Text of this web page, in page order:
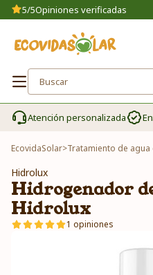
5/5Opiniones verificadas
Atención personalizada
EcovidaSolar>Tratamiento de
Hidrolux
Hidrogenador
Hidrolux
1 opiniones